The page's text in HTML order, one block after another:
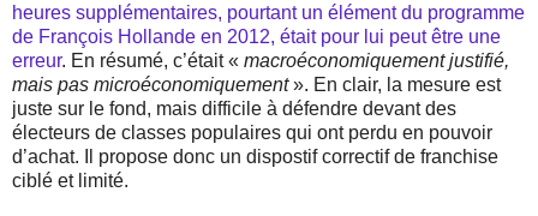
heures supplémentaires, pourtant un élément du programme
de François Hollande en 2012, était pour lui peut être une
erreur. En résumé, c’était « macroéconomiquement justifié,
mais pas microéconomiquement». En clair, la mesure est
juste sur le fond, mais difficile à défendre devant des
électeurs de classes populaires qui ont perdu en pouvoir
d’achat. Il propose donc un dispostif correctif de franchise
ciblé et limité.